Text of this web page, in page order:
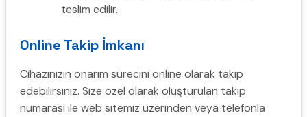
teslim edilir.
Online Takip İmkanı
Cihazınızın onarım sürecini online olarak takip
edebilirsiniz. Size özel olarak oluşturulan takip
numarası ile web sitemiz üzerinden veya telefonla